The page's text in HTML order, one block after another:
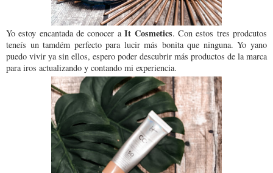
Yo estoy encantada de conocer aIt Cosmetics. Con estos tres prodcutos
teneís un tamdém perfecto para lucir más bonita que ninguna. Yo yano
puedo vivir ya sin ellos, espero poder descubrir más productos de la marca
para iros actualizando y contando mi experiencia.